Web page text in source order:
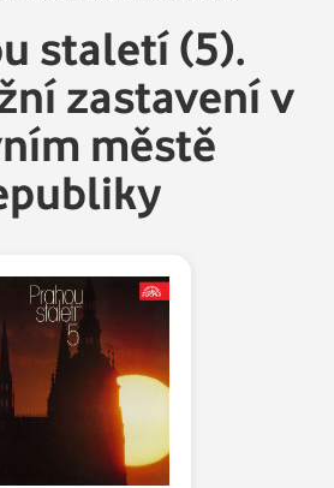
staletí (5).
zastavení v
městě